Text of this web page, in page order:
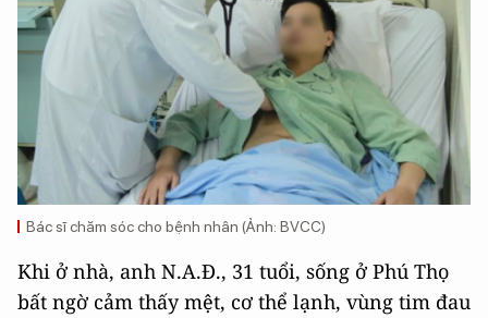
Bác sĩ chăm sóc cho bệnh nhân (Ảnh: BVCC)
Khi ở nhà, anh N.A.Đ., 31 tuổi, sống ở Phú Thọ
bất ngờ cảm thấy mệt, cơ thể lạnh, vùng tim đau